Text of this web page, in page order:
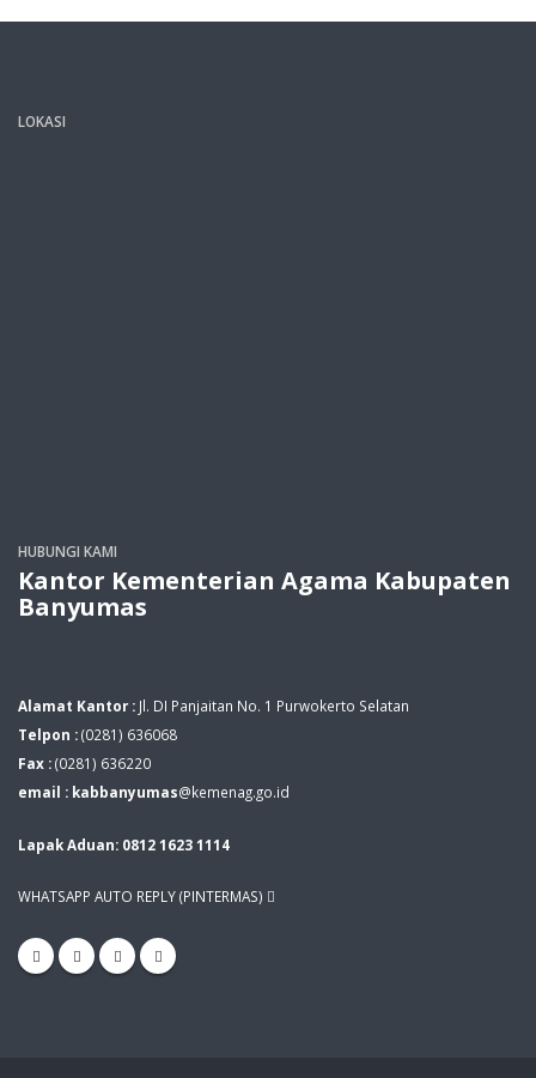
LOKASI
HUBUNGI KAMI
Kantor Kementerian Agama Kabupaten
Banyumas
Alamat Kantor : Jl. DI Panjaitan No. 1 Purwokerto Selatan
Telpon :(0281) 636068
Fax :(0281) 636220
email : kabbanyumas@kemenag.go.id
Lapak Aduan: 0812 1623 1114
WHATSAPP AUTO REPLY (PINTERMAS)